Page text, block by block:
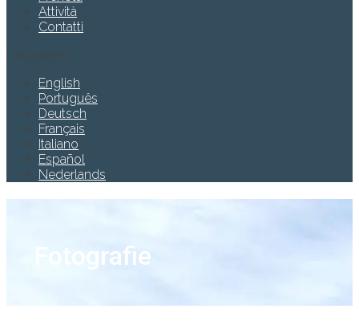
Attività
Contatti
English
Português
Deutsch
Français
Italiano
Español
Nederlands
Fotografie